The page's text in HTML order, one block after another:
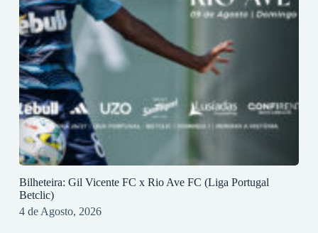
Bilheteira: Gil Vicente FC x Rio Ave FC (Liga Portugal
Betclic)
4 de Agosto, 2026